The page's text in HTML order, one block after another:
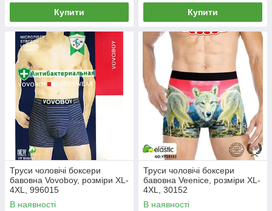
Купити Купити
Труси чоловічі боксери
бавовна Vovoboy, розміри XL-
4XL, 996015
В наявності
Труси чоловічі боксери
бавовна Veenice, розміри XL-
4XL, 30152
В наявності